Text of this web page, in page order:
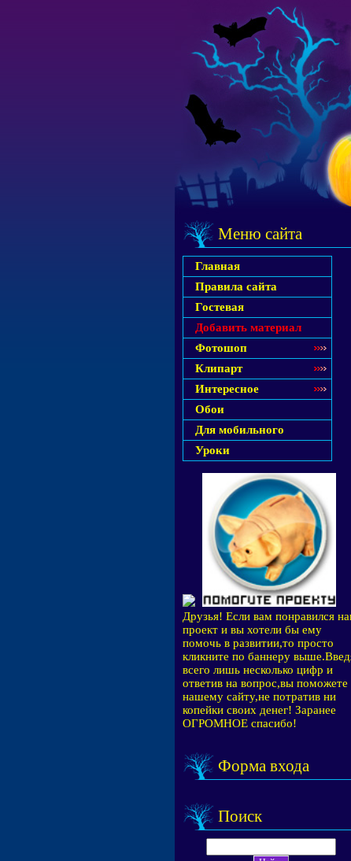
Меню сайта
Главная
Правила сайта
Гостевая
Добавить материал
Фотошоп
Клипарт
Интересное
Обои
Для мобильного
Уроки
Друзья! Если вам понравился
проект и вы хотели бы ему
помочь в развитии,то просто
кликните по баннеру
всего лишь несколько цифр и
ответив на вопрос,вы поможете
нашему сайту,не потратив ни
копейки своих денег! Заранее
ОГРОМНОЕ спасибо!
Форма входа
Поиск